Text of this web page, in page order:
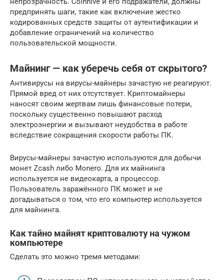
предпринять шаги, такие как включение жестко
кодированных средств защиты от аутентификации и
добавление ограничений на количество
пользовательской мощности.
Майнинг — как уберечь себя от скрытого?
Антивирусы на вирусы-майнеры зачастую не реагируют.
Прямой вред от них отсутствует. Криптомайнеры
наносят своим жертвам лишь финансовые потери,
поскольку существенно повышают расход
электроэнергии и вызывают неудобства в работе
вследствие сокращения скорости работы ПК.
Вирусы-майнеры зачастую используются для добычи
монет Zcash либо Monero. Для их майнинга
используется не видеокарта, а процессор.
Пользователь заражённого ПК может и не
догадываться о том, что его компьютер используется
для майнинга.
Как тайно майнят криптовалюту на чужом
компьютере
Сделать это можно тремя методами: